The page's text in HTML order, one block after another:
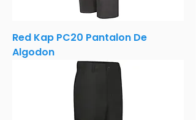
Red Kap PC20 Pantalon De
Algodon